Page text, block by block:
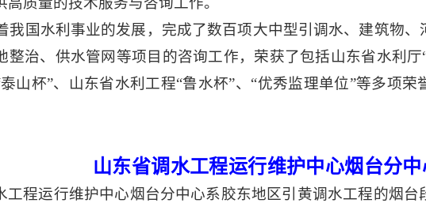
我国水利事业的发展，完成了数百项大中型引调水、建筑物、
整治、供水管网等项目的咨询工作，荣获了包括山东省水利厅
山杯”、山东省水利工程“鲁水杯”、“优秀监理单位”等多项
山东省调水工程运行维护中心烟台分中
工程运行维护中心烟台分中心系胶东地区引黄调水工程的烟